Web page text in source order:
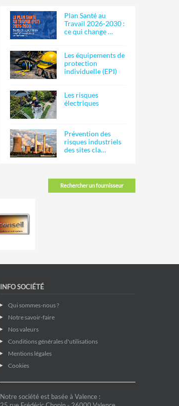
Plan Santé au
Travail 2026-2030 :
ce qui change …
Les équipements de
protection
individuelle (EPI)
Les risques
électriques
Prévention des
risques industriels
des sites cla…
Rechercher un fournisseur
INFO SOCIÉTÉ
Qui sommes-nous ?
Notre savoir-faire
Nos valeurs
Conditions générales d'utilisations
Mentions légales
Cookies
Notre société est basée à Valence :